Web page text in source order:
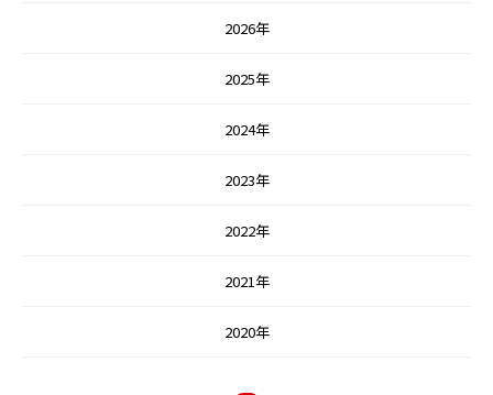
2026年
2025年
2024年
2023年
2022年
2021年
2020年